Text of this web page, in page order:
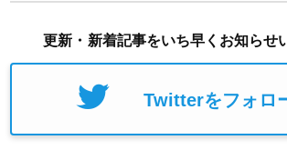
更新・新着記事をいち早くお知らせ
Twitterをフォロ